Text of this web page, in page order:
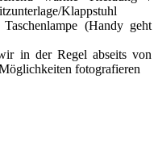
Klappstuhl
(Handy geht
in der Regel abseits von
fotografieren